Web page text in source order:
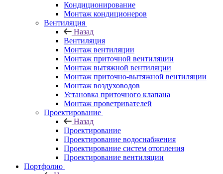
Кондиционирование
Монтаж кондиционеров
Вентиляция
Назад
Вентиляция
Монтаж вентиляции
Монтаж приточной вентиляции
Монтаж вытяжной вентиляции
Монтаж приточно-вытяжной вентиляции
Монтаж воздуховодов
Установка приточного клапана
Монтаж проветривателей
Проектирование
Назад
Проектирование
Проектирование водоснабжения
Проектирование систем отопления
Проектирование вентиляции
Портфолио